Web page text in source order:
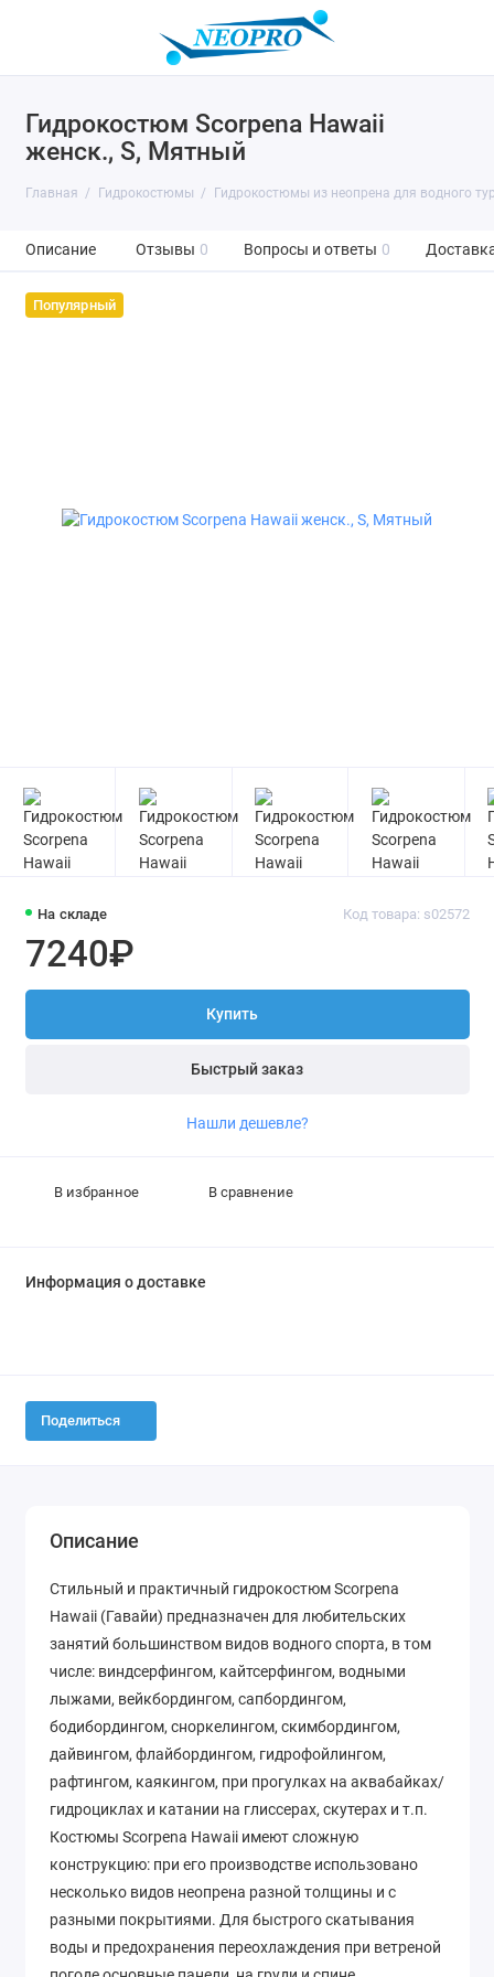
Гидрокостюм Scorpena Hawaii
женск., S, Мятный
Главная Гидрокостюмы Гидрокостюмы из неопрена для водного
Описание Отзывы 0 Вопросы и ответы 0
Популярный
На складе Код товара: s02572
7240₽
Купить
Быстрый заказ
Нашли дешевле?
В избранное В сравнение
Информация о доставке
Поделиться
Описание
Cтильный и практичный гидрокостюм Scorpena
Hawaii (Гавайи) предназначен для любительских
занятий большинством видов водного спорта, в том
числе: виндсерфингом, кайтсерфингом, водными
лыжами, вейкбордингом, сапбордингом,
бодибордингом, сноркелингом, скимбордингом,
дайвингом, флайбордингом, гидрофойлингом,
рафтингом, каякингом, при прогулках на аквабайках/
гидроциклах и катании на глиссерах, скутерах и т.п.
Костюмы Scorpena Hawaii имеют сложную
конструкцию: при его производстве использовано
несколько видов неопрена разной толщины и с
разными покрытиями. Для быстрого скатывания
воды и предохранения переохлаждения при ветреной